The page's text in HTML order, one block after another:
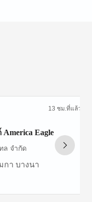
13 ชม.ที่แล้ว
Eagle
ล จำกัด
กา บางนา